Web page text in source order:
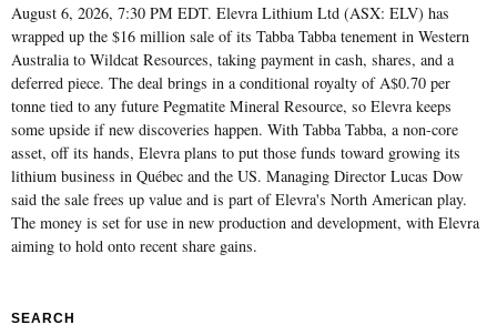
August 6, 2026, 7:30 PM EDT. Elevra Lithium Ltd (ASX: ELV) has
wrapped up the $16 million sale of its Tabba Tabba tenement in Western
Australia to Wildcat Resources, taking payment in cash, shares, and a
deferred piece. The deal brings in a conditional royalty of A$0.70 per
tonne tied to any future Pegmatite Mineral Resource, so Elevra keeps
some upside if new discoveries happen. With Tabba Tabba, a non-core
asset, off its hands, Elevra plans to put those funds toward growing its
lithium business in Québec and the US. Managing Director Lucas Dow
said the sale frees up value and is part of Elevra's North American play.
The money is set for use in new production and development, with Elevra
aiming to hold onto recent share gains.
SEARCH